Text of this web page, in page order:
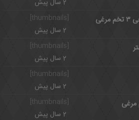
2 سال پیش
[thumbnails]
2 سال پیش
2 سال پیش
[thumbnails]
2 سال پیش
2 سال پیش